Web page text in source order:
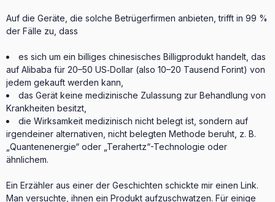
Auf die Geräte, die solche Betrügerfirmen anbieten, trifft in 99 %
der Fälle zu, dass
es sich um ein billiges chinesisches Billigprodukt handelt, das
auf Alibaba für 20–50 US‑Dollar (also 10–20 Tausend Forint) von
jedem gekauft werden kann,
das Gerät keine medizinische Zulassung zur Behandlung von
Krankheiten besitzt,
die Wirksamkeit medizinisch nicht belegt ist, sondern auf
irgendeiner alternativen, nicht belegten Methode beruht, z. B.
„Quantenenergie“ oder „Terahertz“-Technologie oder
ähnlichem.
Ein Erzähler aus einer der Geschichten schickte mir einen Link.
Man versuchte, ihnen ein Produkt aufzuschwatzen. Für einige